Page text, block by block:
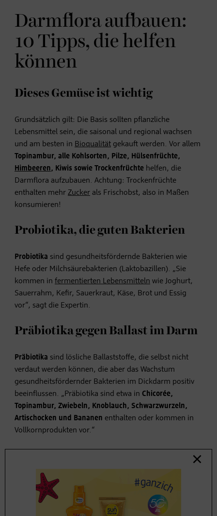
Darmflora aufbauen:
10 Tipps, die helfen
können
Dieses Gemüse ist wichtig
Grundsätzlich gilt: Die Basis sollten pflanzliche
Lebensmittel sein, die saisonal und regional wachsen
und am besten in Bioqualität gekauft werden. Vor allem
Topinambur, alle Kohlsorten, Pilze, Hülsenfrüchte,
Himbeeren, Kiwis sowie Trockenfrüchte helfen, die
Darmflora aufzubauen. Achtung: Trockenfrüchte
enthalten mehr Zucker als Frischobst, also in Maßen
konsumieren!
Probiotika, die guten Bakterien
Probiotika sind gesundheitsfördernde Bakterien wie
Hefe oder Milchsäurebakterien (Laktobazillen). „Sie
kommen in fermentierten Lebensmitteln wie Joghurt,
Sauerrahm, Kefir, Sauerkraut, Käse, Brot und Essig
vor“, sagt die Expertin.
Präbiotika gegen Ballast im Darm
Präbiotika sind lösliche Ballaststoffe, die selbst nicht
verdaut werden können, die aber das Wachstum
gesundheitsfördernder Bakterien im Dickdarm positiv
beeinflussen. „Präbiotika sind etwa in Chicorée,
Topinambur, Zwiebeln, Knoblauch, Schwarzwurzeln,
Artischocken und Bananen enthalten oder kommen in
Vollkornprodukten vor.“
Vollkorn für den Aufbau der
Darmflora
Wenn Sie Ihrem Darm etwas Gutes tun wollen,